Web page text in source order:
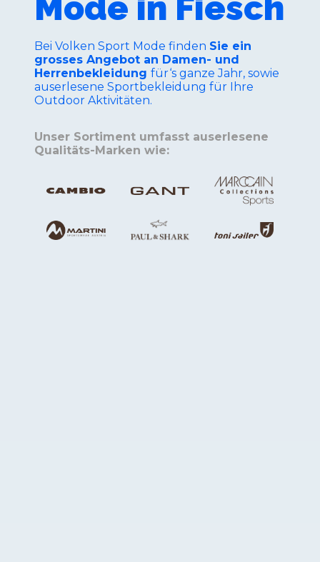
Bei Volken Sport Mode finden Sie ein
grosses Angebot an Damen- und
Herrenbekleidung für‘s ganze Jahr, sowie
auserlesene Sportbekleidung für Ihre
Outdoor Aktivitäten.
Unser Sortiment umfasst auserlesene
Qualitäts-Marken wie: